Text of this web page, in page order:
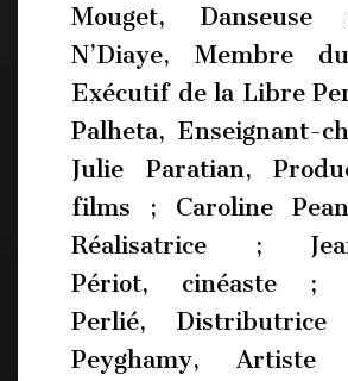
Mouget,
N’Diaye, Membre
Exécutif de la Libre
Palheta, Enseignant-
Julie Paratian,
films ; Caroline
Réalisatrice ;
Périot, cinéaste ;
Perlié,
Peyghamy,